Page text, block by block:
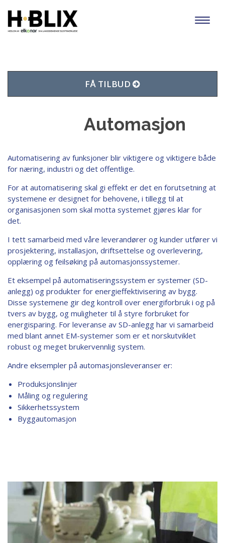
FÅ TILBUD
Automasjon
Automatisering av funksjoner blir viktigere og viktigere både
for næring, industri og det offentlige.
For at automatisering skal gi effekt er det en forutsetning at
systemene er designet for behovene, i tillegg til at
organisasjonen som skal motta systemet gjøres klar for
det.
I tett samarbeid med våre leverandører og kunder utfører vi
prosjektering, installasjon, driftsettelse og overlevering,
opplæring og feilsøking på automasjonssystemer.
Et eksempel på automatiseringssystem er systemer (SD-
anlegg) og produkter for energieffektivisering av bygg.
Disse systemene gir deg kontroll over energiforbruk i og på
tvers av bygg, og muligheter til å styre forbruket for
energisparing. For leveranse av SD-anlegg har vi samarbeid
med blant annet EM-systemer som er et norskutviklet
robust og meget brukervennlig system.
Andre eksempler på automasjonsleveranser er:
Produksjonslinjer
Måling og regulering
Sikkerhetssystem
Byggautomasjon